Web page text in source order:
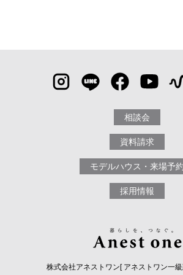
相談会
資料請求
モデルハウス・来場予約
採用情報
株式会社アネストワン[ アネストワン一